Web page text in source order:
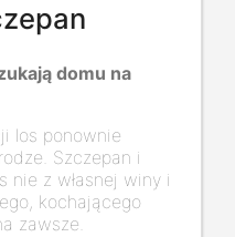
domu na
los ponownie
Szczepan i
nie z własnej winy i
kochającego
zawsze.